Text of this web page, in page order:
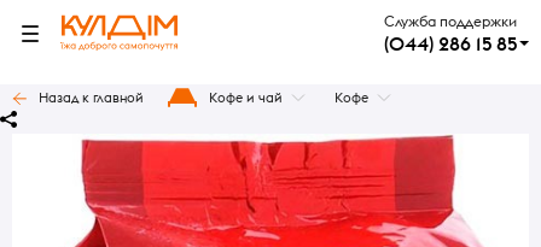
Служба поддержки
(044) 286 15 85
Назад к главной Кофе и чай Кофе